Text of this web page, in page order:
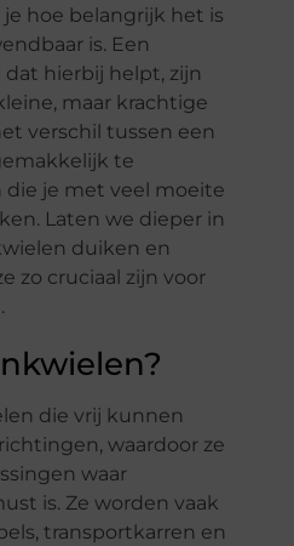
hoe belangrijk het is
is. Een
hierbij helpt, zijn
maar krachtige
verschil tussen een
te
die je met veel moeite
Laten we dieper in
duiken en
zo cruciaal zijn voor
die vrij kunnen
waardoor ze
waar
is. Ze worden vaak
transportkarren en